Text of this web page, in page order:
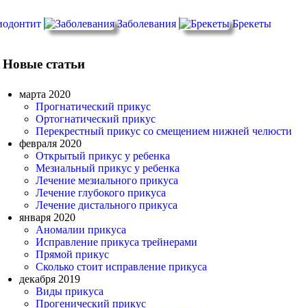
Заболевания Брекеты
Новые статьи
марта 2020
Прогнатический прикус
Ортогнатический прикус
Перекрестный прикус со смещением нижней челюсти
февраля 2020
Открытый прикус у ребенка
Мезиальный прикус у ребенка
Лечение мезиального прикуса
Лечение глубокого прикуса
Лечение дистального прикуса
января 2020
Аномалии прикуса
Исправление прикуса трейнерами
Прямой прикус
Сколько стоит исправление прикуса
декабря 2019
Виды прикуса
Прогенический прикус